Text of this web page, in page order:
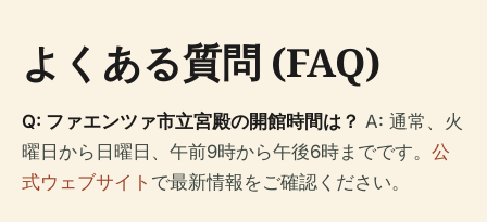
よくある質問 (FAQ)
Q: ファエンツァ市立宮殿の開館時間は？ A: 通常、火
曜日から日曜日、午前9時から午後6時までです。 公
式ウェブサイト で最新情報をご確認ください。